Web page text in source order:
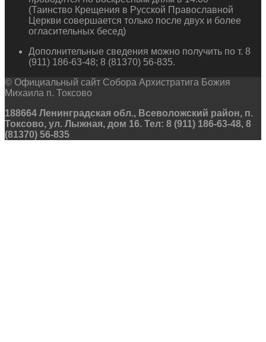
(Таинство Крещения в Русской Православной
Церкви совершается только после двух и более
огласительных бесед)
Дополнительные сведения можно получить по т. 8
(911) 186-63-48; 8 (81370) 56-835.
© Официальный сайт Собора Архистратига Божия
Михаила п. Токсово
188664 Ленинградская обл., Всеволожский район, п.
Токсово, ул. Лыжная, дом 16. Тел: 8 (911) 186-63-48, 8
(81370) 56-835